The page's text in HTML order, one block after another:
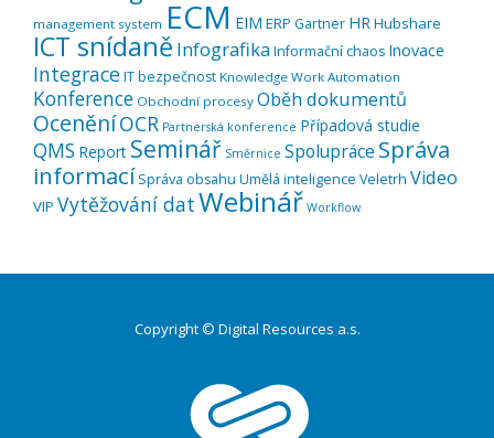
management system ECM EIM ERP Gartner HR Hubshare
ICT snídaně InfografikaInformační chaos Inovace
IntegraceIT bezpečnost Knowledge Work Automation
Konference Obchodní procesy Oběh dokumentů
OceněníOCR Partnerská konference Případová studie
QMS Report Seminář Směrnice Spolupráce Správa
informací Správa obsahu Umělá inteligence Veletrh Video
VIP Vytěžování datWebinář Workflow
Copyright © Digital Resources a.s.